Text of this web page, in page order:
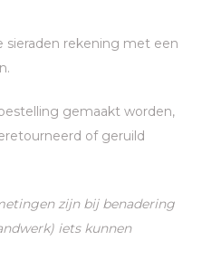
sieraden rekening met een
gemaakt worden,
of geruild
zijn bij benadering
iets kunnen